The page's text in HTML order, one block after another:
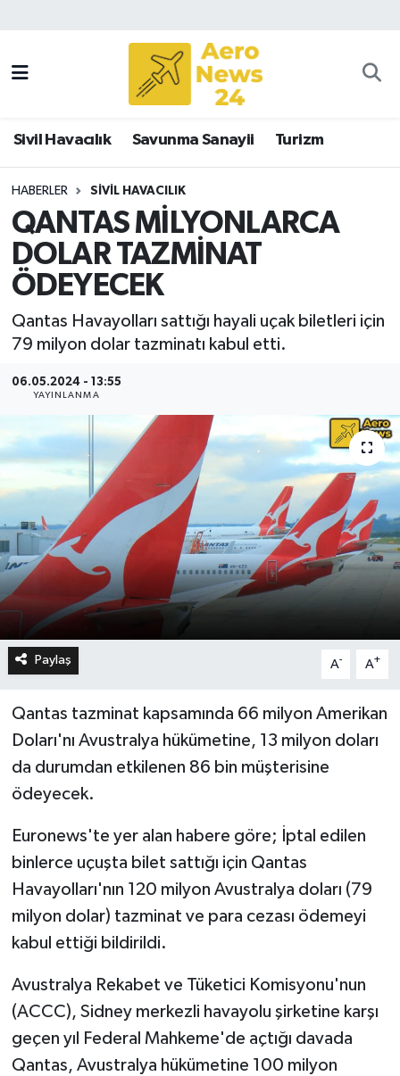
Sivil Havacılık Savunma Sanayii Turizm
HABERLER SIVIL HAVACILIK
QANTAS MİLYONLARCA
DOLAR TAZMİNAT
ÖDEYECEK
Qantas Havayolları sattığı hayali uçak biletleri için
79 milyon dolar tazminatı kabul etti.
06.05.2024 - 13:55
YAYINLANMA
Paylaş A- A+
Qantas tazminat kapsamında 66 milyon Amerikan
Doları'nı Avustralya hükümetine, 13 milyon doları
da durumdan etkilenen 86 bin müşterisine
ödeyecek.
Euronews'te yer alan habere göre; İptal edilen
binlerce uçuşta bilet sattığı için Qantas
Havayolları'nın 120 milyon Avustralya doları (79
milyon dolar) tazminat ve para cezası ödemeyi
kabul ettiği bildirildi.
Avustralya Rekabet ve Tüketici Komisyonu'nun
(ACCC), Sidney merkezli havayolu şirketine karşı
geçen yıl Federal Mahkeme'de açtığı davada
Qantas, Avustralya hükümetine 100 milyon